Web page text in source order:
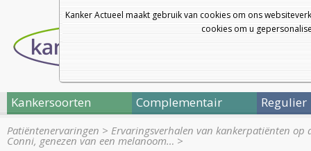
Kanker Actueel maakt gebruik van cookies om ons
cookies om u
Kankersoorten Complementair Regulier
Patiëntenervaringen > Ervaringsverhalen van kankerpatiënten op
Conni, genezen van een melanoom… >